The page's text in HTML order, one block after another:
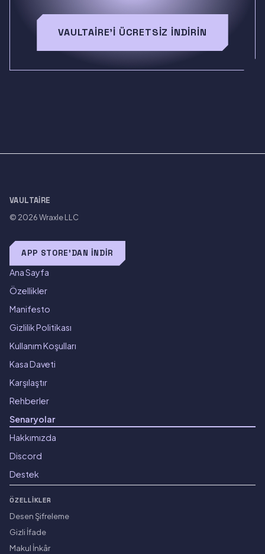
VAULTAIRE'I ÜCRETSIZ İNDIRIN
VAULTAIRE
© 2026Wraxle LLC
APP STORE'DAN İNDIR
Ana Sayfa
Özellikler
Manifesto
Gizlilik Politikası
Kullanım Koşulları
Kasa Daveti
Karşılaştır
Rehberler
Senaryolar
Hakkımızda
Discord
Destek
ÖZELLIKLER
Desen Şifreleme
Gizli İfade
Makul İnkâr